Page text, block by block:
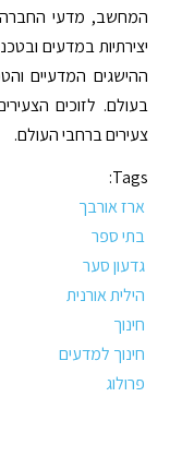
המחשב, מדעי החברה
יצירתיות במדעים
ההישגים המדעיים
בעולם. לזוכים
צעירים ברחבי העולם.
Tags:
ארז אורבך
בתי ספר
גדעון סער
הילית אורנית
חינוך
חינוך למדעים
פרולוג